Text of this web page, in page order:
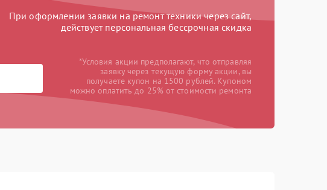
При оформлении заявки на ремонт техники через сайт,
действует персональная бессрочная скидка
*Условия акции предполагают, что отправляя
заявку через текущую форму акции, вы
получаете купон на 1500 рублей. Купоном
можно оплатить до 25% от стоимости ремонта